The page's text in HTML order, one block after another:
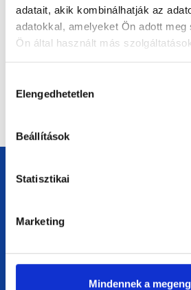
adatait, akik kombinálhatják az
adatokkal, amelyeket Ön adott
Ön által használt más
kiválasztása
Elengedhetetlen
Beállítások
Statisztikai
Marketing
Mindennek a
Fellendítenéd a
os pályázati és
kisvállalkozások
Főoldal